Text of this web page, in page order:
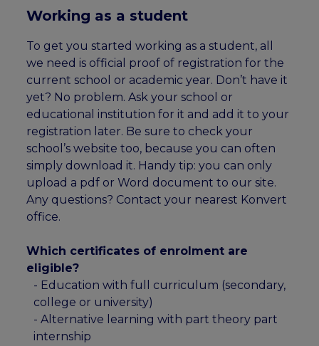
Working as a student
To get you started working as a student, all
we need is official proof of registration for the
current school or academic year. Don’t have it
yet? No problem. Ask your school or
educational institution for it and add it to your
registration later. Be sure to check your
school’s website too, because you can often
simply download it. Handy tip: you can only
upload a pdf or Word document to our site.
Any questions? Contact your nearest Konvert
office.
Which certificates of enrolment are
eligible?
- Education with full curriculum (secondary,
college or university)
- Alternative learning with part theory part
internship